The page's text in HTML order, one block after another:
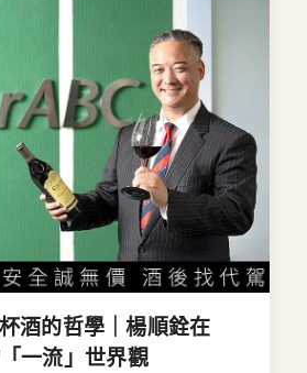
酒的哲學｜楊順銓在
一流」世界觀